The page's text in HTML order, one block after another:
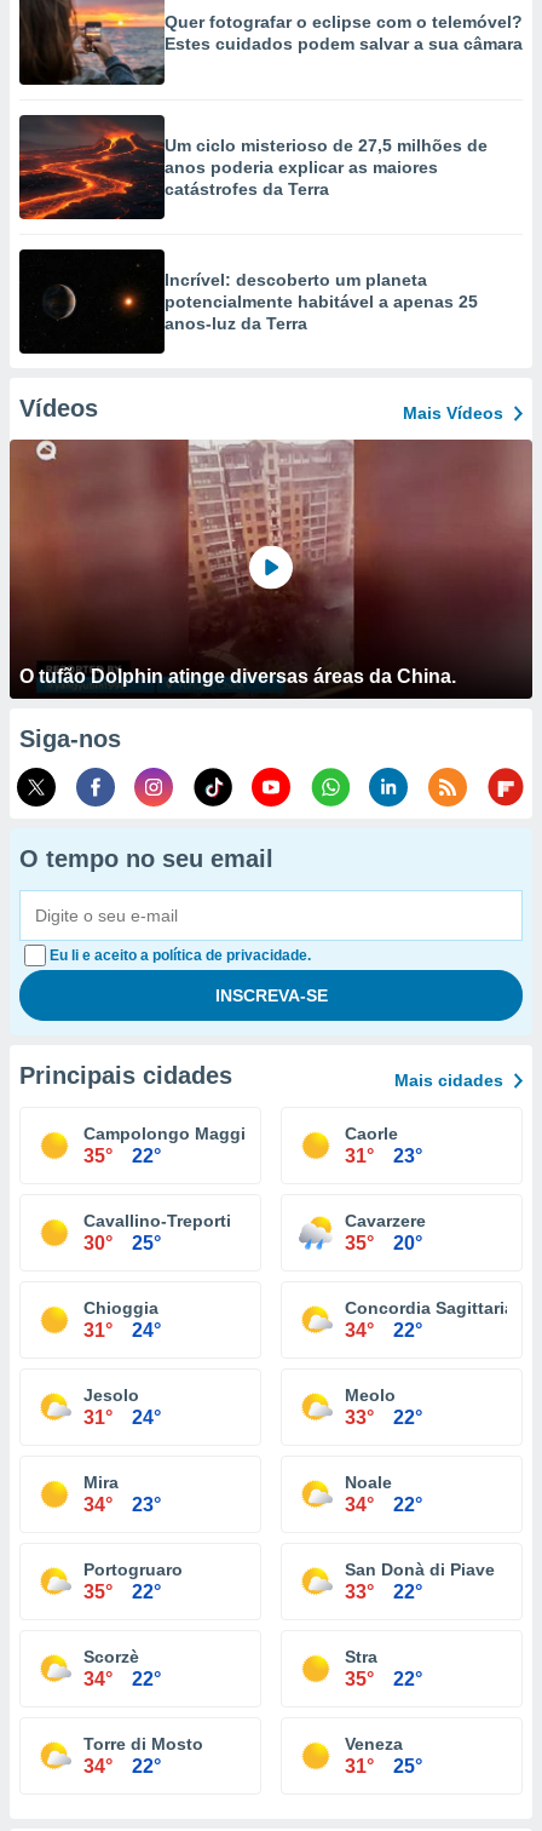
Quer fotografar o eclipse com o telemóvel?
Estes cuidados podem salvar a sua câmara
Um ciclo misterioso de 27,5 milhões de
anos poderia explicar as maiores
catástrofes da Terra
Incrível: descoberto um planeta
potencialmente habitável a apenas 25
anos-luz da Terra
Vídeos Mais Vídeos
O tufão Dolphin atinge diversas áreas da China.
Siga-nos
O tempo no seu email
Eu li e aceito a política de privacidade.
Principais cidades Mais cidades
Campolongo Maggiore
35° 22°
Caorle
31° 23°
Cavallino-Treporti
30° 25°
Cavarzere
35° 20°
Chioggia
31° 24°
Concordia Sagittaria
34° 22°
Jesolo
31° 24°
Meolo
33° 22°
Mira
34° 23°
Noale
34° 22°
Portogruaro
35° 22°
San Donà di Piave
33° 22°
Scorzè
34° 22°
Stra
35° 22°
Torre di Mosto
34° 22°
Veneza
31° 25°